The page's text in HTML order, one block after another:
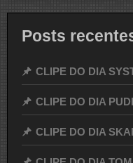
Posts
CLIPE DO DIA
CLIPE DO DIA
CLIPE DO DIA